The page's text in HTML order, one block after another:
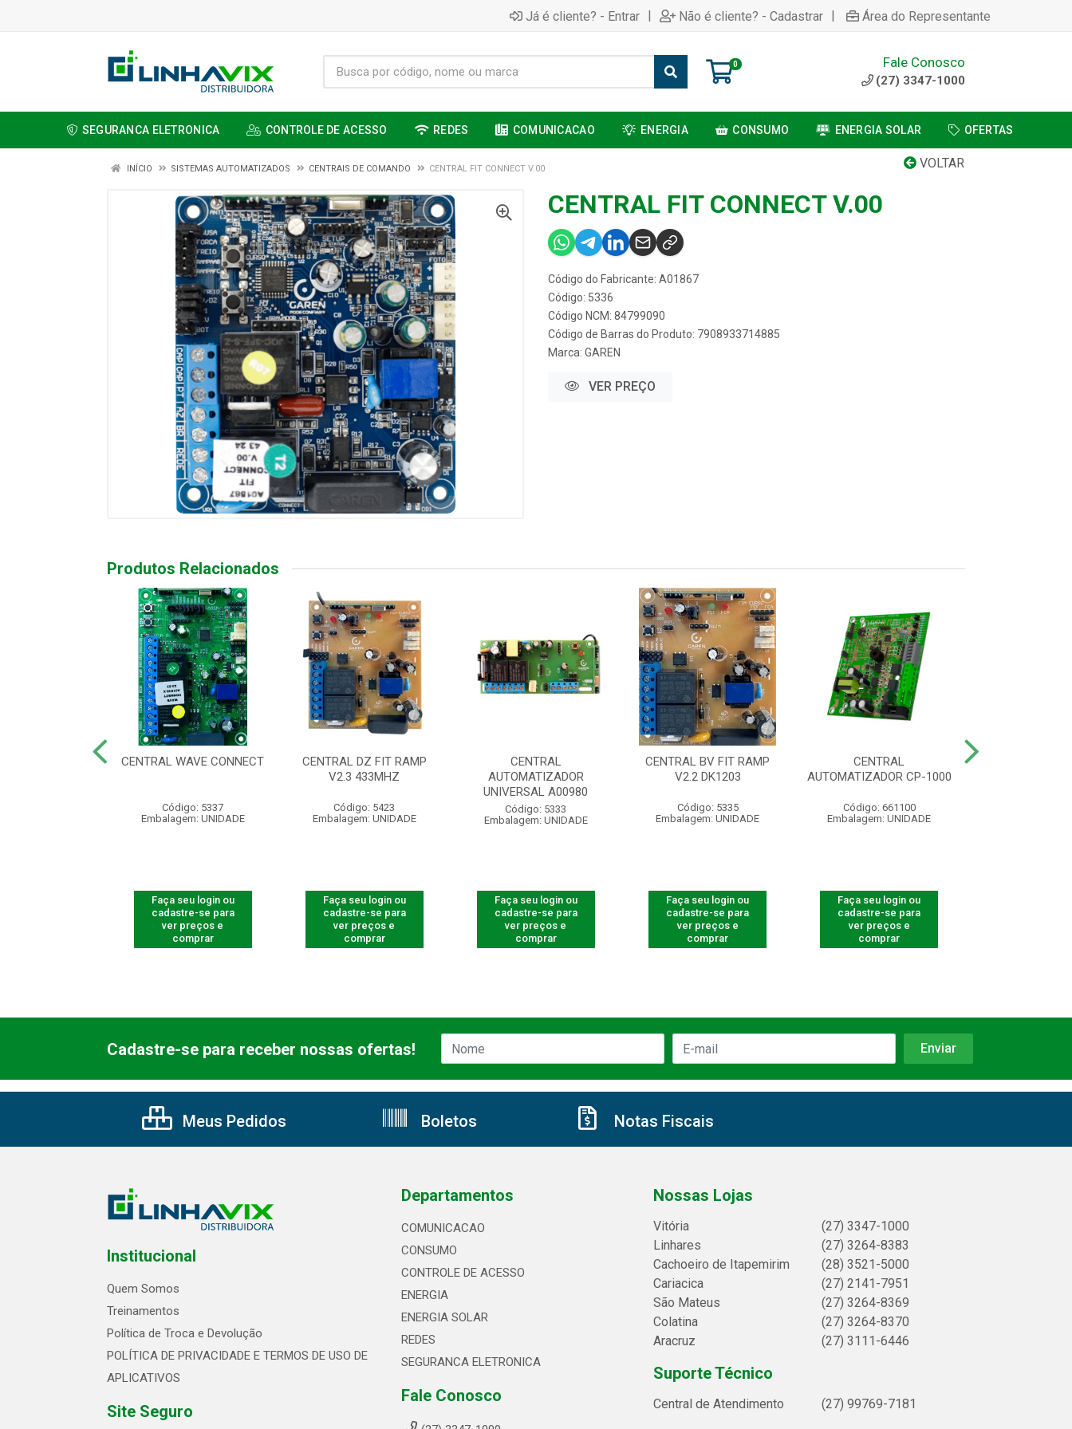
Já é cliente? - Entrar | Não é cliente? - Cadastrar | Área do Representante
0 Fale Conosco
(27) 3347-1000
SEGURANCA ELETRONICA CONTROLE DE ACESSO REDES COMUNICACAO ENERGIA CONSUMO ENERGIA SOLAR OFERTAS
VOLTAR
INÍCIO SISTEMAS AUTOMATIZADOS CENTRAIS DE COMANDO CENTRAL FIT CONNECT V.00
CENTRAL FIT CONNECT V.00
Código do Fabricante: A01867
Código: 5336
Código NCM: 84799090
Código de Barras do Produto: 7908933714885
Marca: GAREN
VER PREÇO
Produtos Relacionados
CENTRAL WAVE CONNECT
Código: 5337
Embalagem: UNIDADE
Faça seu login ou
cadastre-se para
ver preços e
comprar
CENTRAL DZ FIT RAMP
V2.3 433MHZ
Código: 5423
Embalagem: UNIDADE
Faça seu login ou
cadastre-se para
ver preços e
comprar
CENTRAL
AUTOMATIZADOR
UNIVERSAL A00980
Código: 5333
Embalagem: UNIDADE
Faça seu login ou
cadastre-se para
ver preços e
comprar
CENTRAL BV FIT RAMP
V2.2 DK1203
Código: 5335
Embalagem: UNIDADE
Faça seu login ou
cadastre-se para
ver preços e
comprar
CENTRAL
AUTOMATIZADOR CP-1000
Código: 661100
Embalagem: UNIDADE
Faça seu login ou
cadastre-se para
ver preços e
comprar
Cadastre-se para receber nossas ofertas!
Meus Pedidos Boletos Notas Fiscais
Institucional
Quem Somos
Treinamentos
Política de Troca e Devolução
POLÍTICA DE PRIVACIDADE E TERMOS DE USO DE
APLICATIVOS
Site Seguro
Departamentos
COMUNICACAO
CONSUMO
CONTROLE DE ACESSO
ENERGIA
ENERGIA SOLAR
REDES
SEGURANCA ELETRONICA
Fale Conosco
Nossas Lojas
Vitória
(27) 3347-1000
Linhares
(27) 3264-8383
Cachoeiro de Itapemirim
(28) 3521-5000
Cariacica
(27) 2141-7951
São Mateus
(27) 3264-8369
Colatina
(27) 3264-8370
Aracruz
(27) 3111-6446
Suporte Técnico
Central de Atendimento (27) 99769-7181